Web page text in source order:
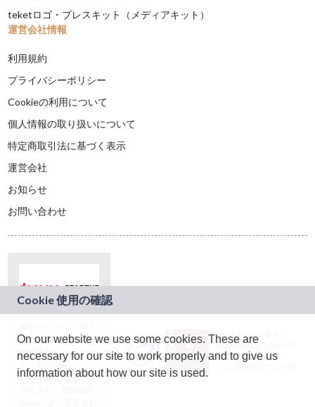
teketロゴ・プレスキット（メディアキット）
運営会社情報
利用規約
プライバシーポリシー
Cookieの利用について
個人情報の取り扱いについて
特定商取引法に基づく表示
運営会社
お知らせ
お問い合わせ
ドコモグループの新
規事業創出プログラ
ム「docomo
STARTUP」を通じて
JASRAC許諾番号：
9024936001Y45037
JASRAC許諾番号：
On our website we use some cookies. These are
necessary for our site to work properly and to give us
information about how our site is used.